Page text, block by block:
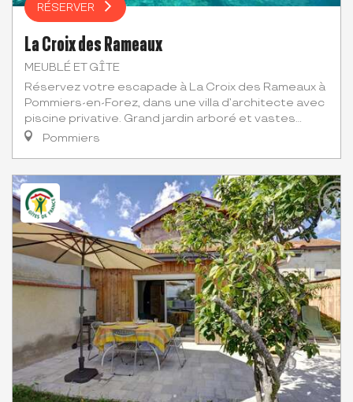
RÉSERVER
La Croix des Rameaux
MEUBLÉ ET GÎTE
Réservez votre escapade à La Croix des Rameaux à
Pommiers-en-Forez, dans une villa d’architecte avec
piscine privative. Grand jardin arboré et vastes...
Pommiers